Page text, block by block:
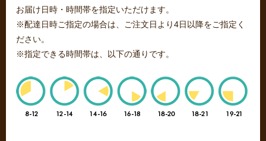
お届け日時・時間帯を指定いただけます。
※配達日時ご指定の場合は、ご注文日より4日以降をご指定く
ださい。
※指定できる時間帯は、以下の通りです。